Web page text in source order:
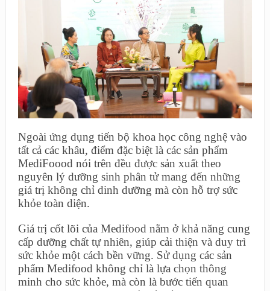
Ngoài ứng dụng tiến bộ khoa học công nghệ vào
tất cả các khâu, điểm đặc biệt là các sản phẩm
MediFoood nói trên đều được sản xuất theo
nguyên lý dưỡng sinh phân tử mang đến những
giá trị không chỉ dinh dưỡng mà còn hỗ trợ sức
khỏe toàn diện.
Giá trị cốt lõi của Medifood nằm ở khả năng cung
cấp dưỡng chất tự nhiên, giúp cải thiện và duy trì
sức khỏe một cách bền vững. Sử dụng các sản
phẩm Medifood không chỉ là lựa chọn thông
minh cho sức khỏe, mà còn là bước tiến quan